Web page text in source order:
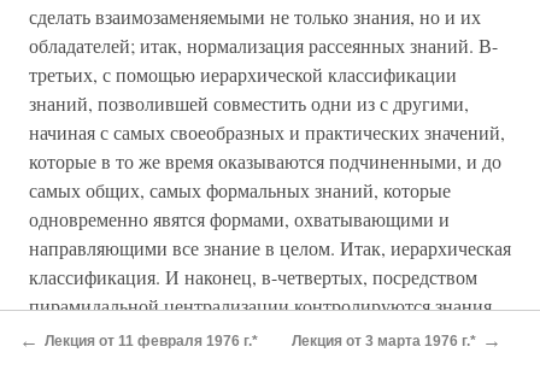
сделать взаимозаменяемыми не только знания, но и их
обладателей; итак, нормализация рассеянных знаний. В-
третьих, с помощью иерархической классификации
знаний, позволившей совместить одни из с другими,
начиная с самых своеобразных и практических значений,
которые в то же время оказываются подчиненными, и до
самых общих, самых формальных знаний, которые
одновременно явятся формами, охватывающими и
направляющими все знание в целом. Итак, иерархическая
классификация. И наконец, в-четвертых, посредством
пирамидальной централизации контролируются знания,
обеспечивается их отбор и одновременно переносится
← Лекция от 11 февраля 1976 г.* Лекция от 3 марта 1976 г.* →